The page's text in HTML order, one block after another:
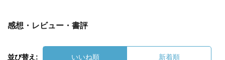
感想・レビュー・書評
並び替え: いいね順 新着順